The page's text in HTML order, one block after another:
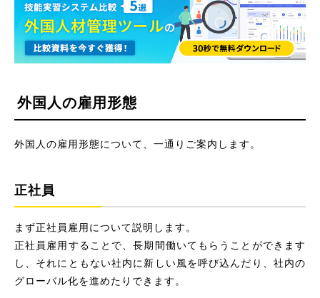
外国人の雇用形態
外国人の雇用形態について、一通りご案内します。
正社員
まず正社員雇用について説明します。
正社員雇用することで、長期間働いてもらうことができます
し、それにともない社内に新しい風を呼び込んだり、社内の
グローバル化を進めたりできます。